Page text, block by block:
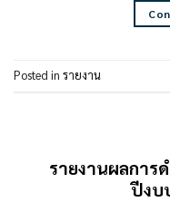
Posted in รายงาน
รายงานผลการ
ปีงบ